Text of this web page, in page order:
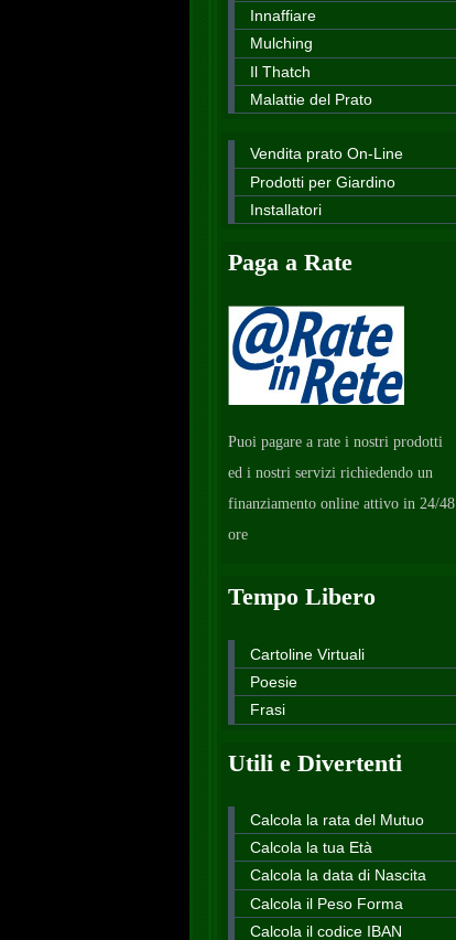
Innaffiare
Mulching
Il Thatch
Malattie del Prato
Vendita prato On-Line
Prodotti per Giardino
Installatori
Paga a Rate
Puoi pagare a rate i nostri prodotti
ed i nostri servizi richiedendo un
finanziamento online attivo in 24/48
ore
Tempo Libero
Cartoline Virtuali
Poesie
Frasi
Utili e Divertenti
Calcola la rata del Mutuo
Calcola la tua Età
Calcola la data di Nascita
Calcola il Peso Forma
Calcola il codice IBAN